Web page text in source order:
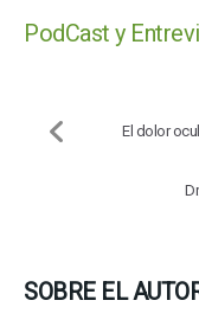
PodCast y
El dolor
SOBRE EL